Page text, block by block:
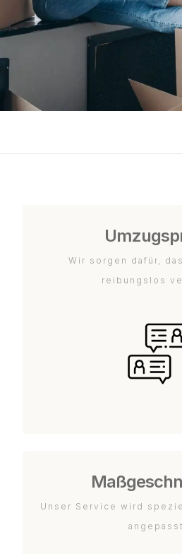
Wir sorgen dafür,
reibungslos
Unser Service wird
angepasst.